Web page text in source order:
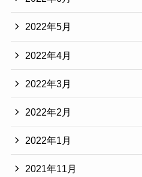
2022年5月
2022年4月
2022年3月
2022年2月
2022年1月
2021年11月